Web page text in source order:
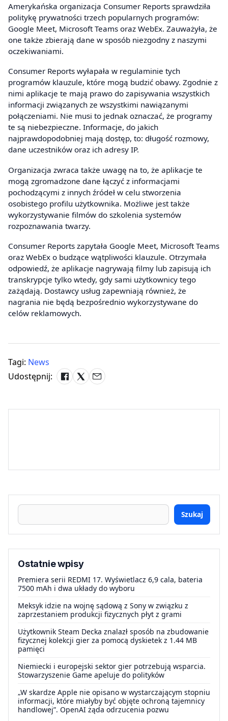
Amerykańska organizacja Consumer Reports sprawdziła
politykę prywatności trzech popularnych programów:
Google Meet, Microsoft Teams oraz WebEx. Zauważyła, że
one także zbierają dane w sposób niezgodny z naszymi
oczekiwaniami.
Consumer Reports wyłapała w regulaminie tych
programów klauzule, które mogą budzić obawy. Zgodnie z
nimi aplikacje te mają prawo do zapisywania wszystkich
informacji związanych ze wszystkimi nawiązanymi
połączeniami. Nie musi to jednak oznaczać, że programy
te są niebezpieczne. Informacje, do jakich
najprawdopodobniej mają dostęp, to: długość rozmowy,
dane uczestników oraz ich adresy IP.
Organizacja zwraca także uwagę na to, że aplikacje te
mogą zgromadzone dane łączyć z informacjami
pochodzącymi z innych źródeł w celu stworzenia
osobistego profilu użytkownika. Możliwe jest także
wykorzystywanie filmów do szkolenia systemów
rozpoznawania twarzy.
Consumer Reports zapytała Google Meet, Microsoft Teams
oraz WebEx o budzące wątpliwości klauzule. Otrzymała
odpowiedź, że aplikacje nagrywają filmy lub zapisują ich
transkrypcje tylko wtedy, gdy sami użytkownicy tego
zażądają. Dostawcy usług zapewniają również, że
nagrania nie będą bezpośrednio wykorzystywane do
celów reklamowych.
Tagi: News
Udostępnij:
Szukaj
Ostatnie wpisy
Premiera serii REDMI 17. Wyświetlacz 6,9 cala, bateria
7500 mAh i dwa układy do wyboru
Meksyk idzie na wojnę sądową z Sony w związku z
zaprzestaniem produkcji fizycznych płyt z grami
Użytkownik Steam Decka znalazł sposób na zbudowanie
fizycznej kolekcji gier za pomocą dyskietek z 1.44 MB
pamięci
Niemiecki i europejski sektor gier potrzebują wsparcia.
Stowarzyszenie Game apeluje do polityków
„W skardze Apple nie opisano w wystarczającym stopniu
informacji, które miałyby być objęte ochroną tajemnicy
handlowej”. OpenAI żąda odrzucenia pozwu